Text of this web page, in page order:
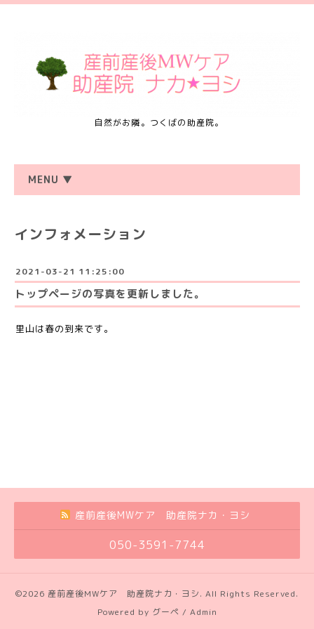
自然がお隣。つくばの助産院。
MENU ▼
インフォメーション
2021-03-21 11:25:00
トップページの写真を更新しました。
里山は春の到来です。
産前産後MWケア 助産院ナカ・ヨシ
050-3591-7744
©2026 産前産後MWケア 助産院ナカ・ヨシ. All Rights Reserved.
Powered by グーペ / Admin